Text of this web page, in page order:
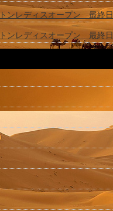
ンレディスオープン 最終日
ンレディスオープン 最終日